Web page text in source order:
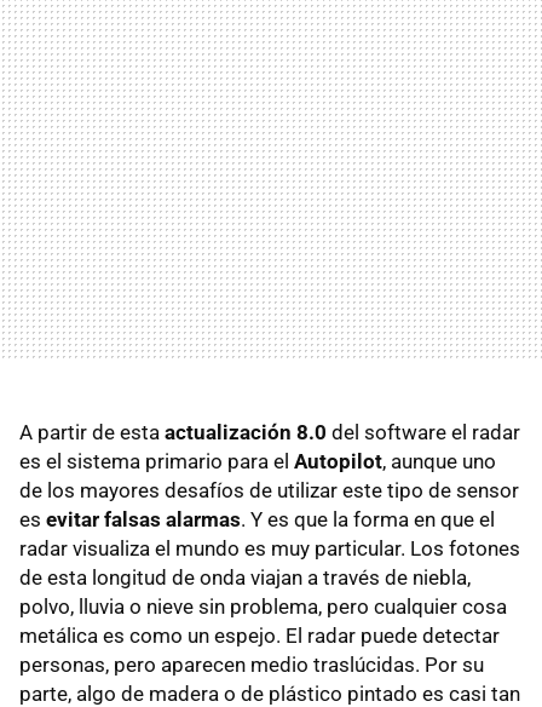
A partir de esta actualización 8.0 del software el radar
es el sistema primario para el Autopilot, aunque uno
de los mayores desafíos de utilizar este tipo de sensor
es evitar falsas alarmas. Y es que la forma en que el
radar visualiza el mundo es muy particular. Los fotones
de esta longitud de onda viajan a través de niebla,
polvo, lluvia o nieve sin problema, pero cualquier cosa
metálica es como un espejo. El radar puede detectar
personas, pero aparecen medio traslúcidas. Por su
parte, algo de madera o de plástico pintado es casi tan